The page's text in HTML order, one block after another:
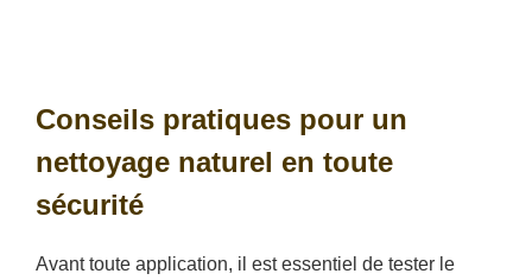
Conseils pratiques pour un
nettoyage naturel en toute
sécurité
Avant toute application, il est essentiel de tester le